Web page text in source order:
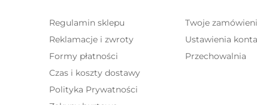
Regulamin sklepu
Reklamacje i zwroty
Formy płatności
Czas i koszty dostawy
Polityka Prywatności
Twoje
Ustawienia konta
Przechowalnia